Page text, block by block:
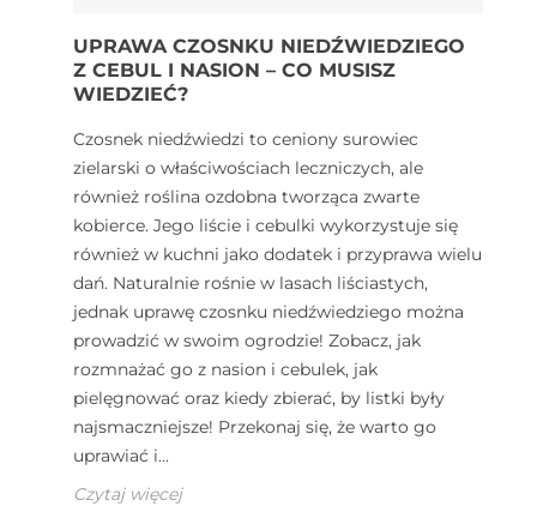
UPRAWA CZOSNKU NIEDŹWIEDZIEGO
Z CEBUL I NASION – CO MUSISZ
WIEDZIEĆ?
Czosnek niedźwiedzi to ceniony surowiec
zielarski o właściwościach leczniczych, ale
również roślina ozdobna tworząca zwarte
kobierce. Jego liście i cebulki wykorzystuje się
również w kuchni jako dodatek i przyprawa wielu
dań. Naturalnie rośnie w lasach liściastych,
jednak uprawę czosnku niedźwiedziego można
prowadzić w swoim ogrodzie! Zobacz, jak
rozmnażać go z nasion i cebulek, jak
pielęgnować oraz kiedy zbierać, by listki były
najsmaczniejsze! Przekonaj się, że warto go
uprawiać i...
Czytaj więcej